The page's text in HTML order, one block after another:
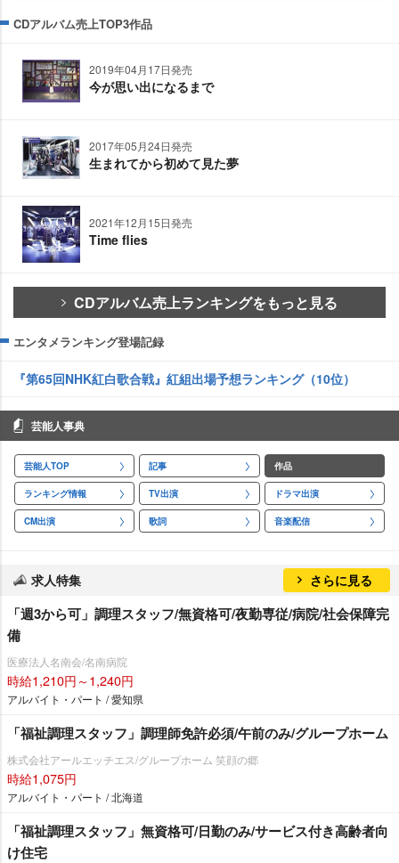
CDアルバム売上TOP3作品
2019年04月17日発売
今が思い出になるまで
2017年05月24日発売
生まれてから初めて見た夢
2021年12月15日発売
Time flies
CDアルバム売上ランキングをもっと見る
エンタメランキング登場記録
『第65回NHK紅白歌合戦』紅組出場予想ランキング（10位）
芸能人事典
芸能人TOP 記事 作品
ランキング情報 TV出演 ドラマ出演
CM出演 歌詞 音楽配信
求人特集 さらに見る
「週3から可」調理スタッフ/無資格可/夜勤専従/病院/社会保障完
備
医療法人名南会/名南病院
時給1,210円～1,240円
アルバイト・パート / 愛知県
「福祉調理スタッフ」調理師免許必須/午前のみ/グループホーム
株式会社アールエッチエス/グループホーム 笑顔の郷
時給1,075円
アルバイト・パート / 北海道
「福祉調理スタッフ」無資格可/日勤のみ/サービス付き高齢者向
け住宅